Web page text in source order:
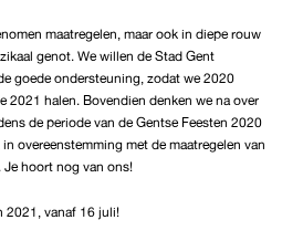
maatregelen, maar ook in diepe rouw
genot. We willen de Stad Gent
goede ondersteuning, zodat we 2020
2021 halen. Bovendien denken we na over
de periode van de Gentse Feesten 2020
overeenstemming met de maatregelen van
Je hoort nog van ons!
2021, vanaf 16 juli!